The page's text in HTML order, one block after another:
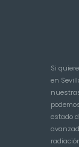
Si
en
estado